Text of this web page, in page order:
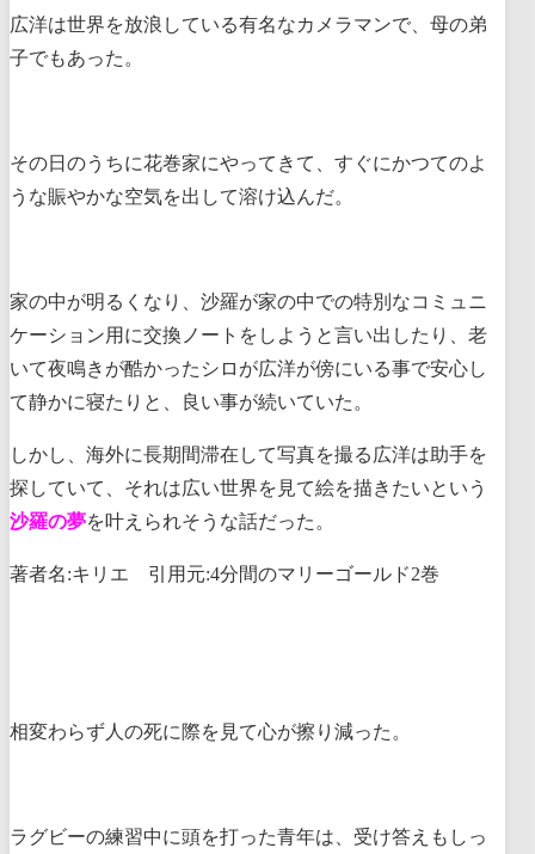
広洋は世界を放浪している有名なカメラマンで、母の弟
子でもあった。
その日のうちに花巻家にやってきて、すぐにかつてのよ
うな賑やかな空気を出して溶け込んだ。
家の中が明るくなり、沙羅が家の中での特別なコミュニ
ケーション用に交換ノートをしようと言い出したり、老
いて夜鳴きが酷かったシロが広洋が傍にいる事で安心し
て静かに寝たりと、良い事が続いていた。
しかし、海外に長期間滞在して写真を撮る広洋は助手を
探していて、それは広い世界を見て絵を描きたいという
沙羅の夢を叶えられそうな話だった。
著者名:キリエ 引用元:4分間のマリーゴールド2巻
相変わらず人の死に際を見て心が擦り減った。
ラグビーの練習中に頭を打った青年は、受け答えもしっ